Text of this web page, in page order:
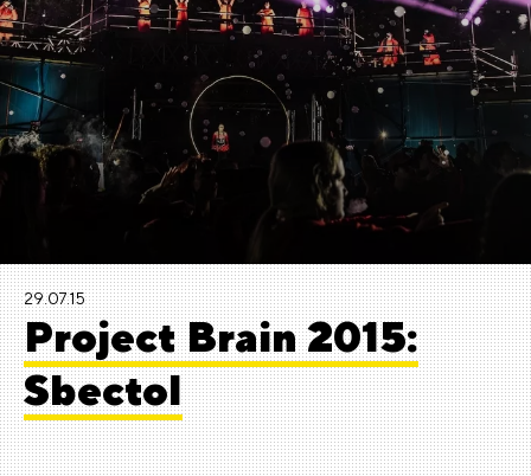
29.07.15
Project Brain 2015:
Sbectol